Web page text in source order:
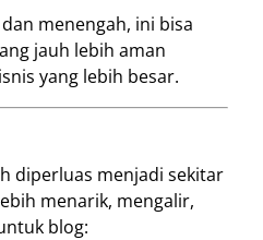
menengah, ini bisa
jauh lebih aman
yang lebih besar.
diperluas menjadi sekitar
menarik, mengalir,
blog: